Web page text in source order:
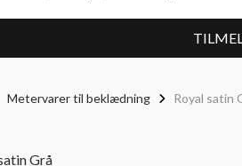
Metervarer til beklædning Royal satin